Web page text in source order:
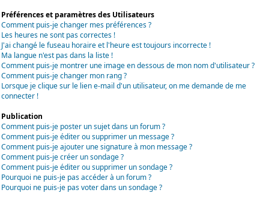
Préférences et paramètres des Utilisateurs
Comment puis-je changer mes préférences ?
Les heures ne sont pas correctes !
J'ai changé le fuseau horaire et l'heure est toujours incorrecte !
Ma langue n'est pas dans la liste !
Comment puis-je montrer une image en dessous de mon nom d'utilisateur ?
Comment puis-je changer mon rang ?
Lorsque je clique sur le lien e-mail d'un utilisateur, on me demande de me
connecter !
Publication
Comment puis-je poster un sujet dans un forum ?
Comment puis-je éditer ou supprimer un message ?
Comment puis-je ajouter une signature à mon message ?
Comment puis-je créer un sondage ?
Comment puis-je éditer ou supprimer un sondage ?
Pourquoi ne puis-je pas accéder à un forum ?
Pourquoi ne puis-je pas voter dans un sondage ?